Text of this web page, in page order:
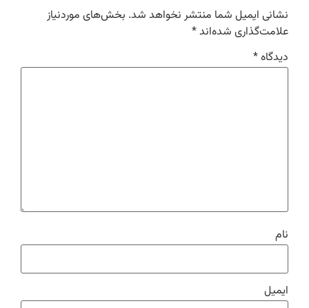
نشانی ایمیل شما منتشر نخواهد شد. بخش‌های موردنیاز
علامت‌گذاری شده‌اند*
دیدگاه*
نام
ایمیل